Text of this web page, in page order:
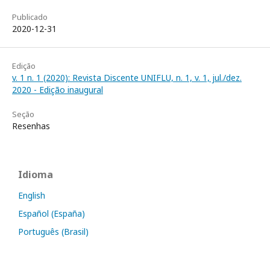
Publicado
2020-12-31
Edição
v. 1 n. 1 (2020): Revista Discente UNIFLU, n. 1, v. 1, jul./dez.
2020 - Edição inaugural
Seção
Resenhas
Idioma
English
Español (España)
Português (Brasil)